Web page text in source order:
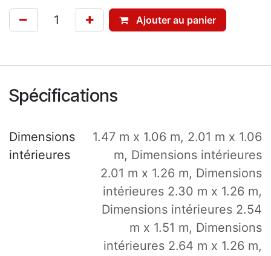
Ajouter au panier
Spécifications
Dimensions
intérieures
1.47 m x 1.06 m, 2.01 m x 1.06
m, Dimensions intérieures
2.01 m x 1.26 m, Dimensions
intérieures 2.30 m x 1.26 m,
Dimensions intérieures 2.54
m x 1.51 m, Dimensions
intérieures 2.64 m x 1.26 m,